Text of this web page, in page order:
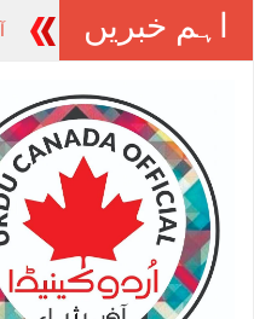
اہم خبریں